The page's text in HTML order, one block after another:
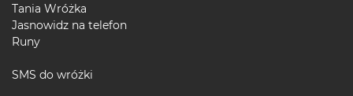
Tania Wróżka
Jasnowidz na telefon
Runy
SMS do wróżki